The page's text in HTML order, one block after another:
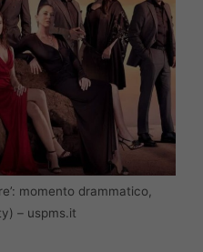
momento drammatico,
– uspms.it